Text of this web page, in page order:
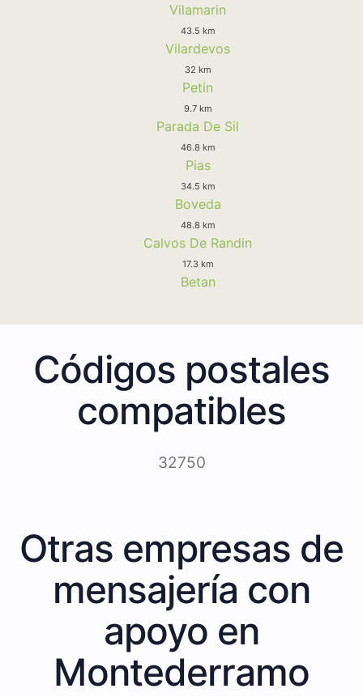
Vilamarin
43.5 km
Vilardevos
32 km
Petin
9.7 km
Parada De Sil
46.8 km
Pias
34.5 km
Boveda
48.8 km
Calvos De Randin
17.3 km
Betan
Códigos postales
compatibles
32750
Otras empresas de
mensajería con
apoyo en
Montederramo